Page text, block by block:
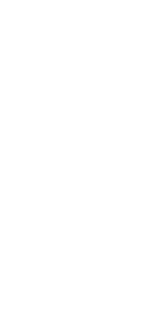
na osičce trucků.
mohlo správně fungovat.
desky, vyšší rychlost i větší
s větší rozjetostí – jsou
nebo profík.